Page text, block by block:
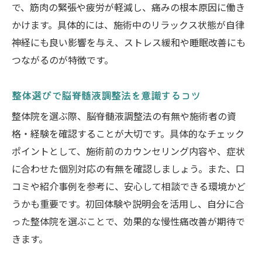
で、筋肉の緊張や疲労が軽減し、痛みの根本原因に働き
かけます。具体的には、施術中のリラックス状態が自律
神経にも良い影響を与え、ストレス緩和や睡眠改善にも
つながるのが特徴です。
整体選びで脳脊髄液調整法を意識するコツ
整体院を選ぶ際、脳脊髄液調整法の有無や施術者の資
格・経験を確認することが大切です。具体的なチェック
ポイントとして、施術前のカウンセリング内容や、症状
に合わせた個別対応の有無を確認しましょう。また、口
コミや紹介事例を参考に、安心して相談できる環境かど
うかも重要です。初回体験や説明会を活用し、自分に合
った整体院を選ぶことで、効果的な慢性痛改善が期待で
きます。